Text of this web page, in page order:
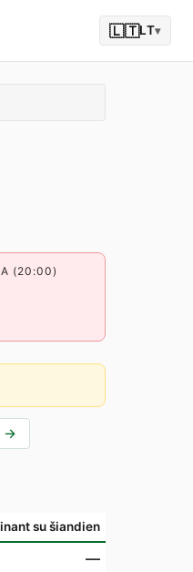
🇱🇹LT▾
(20:00)
→
su šiandien
—